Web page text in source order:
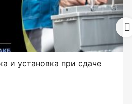
и установка при сдаче